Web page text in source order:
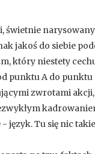
świetnie
jakoś do siebie
który niestety
punktu A do
zwrotami
język. Tu się nic